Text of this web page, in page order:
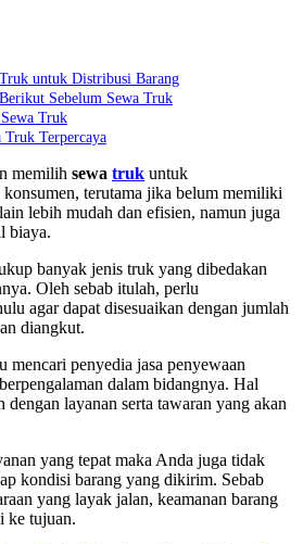
untuk Distribusi Barang
Sebelum Sewa Truk
Truk
Truk Terpercaya
memilih sewa truk untuk
terutama jika belum memiliki
lebih mudah dan efisien, namun juga
biaya.
banyak jenis truk yang dibedakan
Oleh sebab itulah, perlu
agar dapat disesuaikan dengan jumlah
diangkut.
mencari penyedia jasa penyewaan
dalam bidangnya. Hal
dengan layanan serta tawaran yang akan
yang tepat maka Anda juga tidak
kondisi barang yang dikirim. Sebab
yang layak jalan, keamanan barang
ke tujuan.